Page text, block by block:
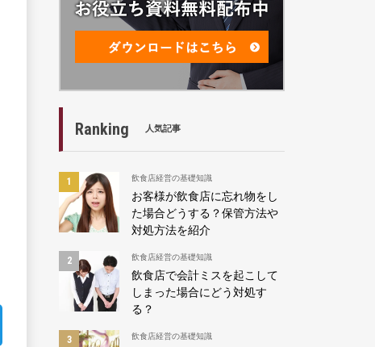
Ranking 人気記事
飲食店経営の基礎知識
お客様が飲食店に忘れ物をし
た場合どうする？保管方法や
対処方法を紹介
飲食店経営の基礎知識
飲食店で会計ミスを起こして
しまった場合にどう対処す
る？
飲食店経営の基礎知識